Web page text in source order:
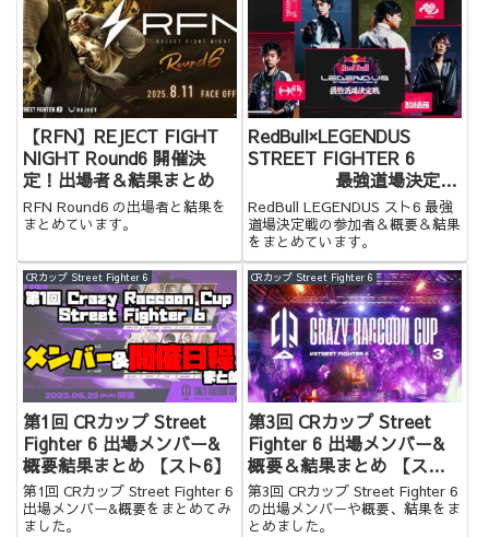
【RFN】REJECT FIGHT
NIGHT Round6 開催決
定！出場者＆結果まとめ
RFN Round6 の出場者と結果を
まとめています。
RedBull×LEGENDUS
STREET FIGHTER 6
最強道場決定戦
参加者＆概要＆結果まとめ
【スト6】
RedBull LEGENDUS スト6 最強
道場決定戦の参加者＆概要＆結果
をまとめています。
CRカップ Street Fighter 6
第1回 CRカップ Street
Fighter 6 出場メンバー&
概要結果まとめ 【スト6】
第1回 CRカップ Street Fighter 6
出場メンバー&概要をまとめてみ
ました。
CRカップ Street Fighter 6
第3回 CRカップ Street
Fighter 6 出場メンバー&
概要＆結果まとめ 【スト
6】
第3回 CRカップ Street Fighter 6
の出場メンバーや概要、結果をま
とめました。